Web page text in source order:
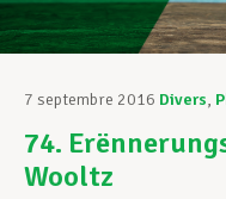
Assistance au
Vos droits
7 septembre 2016 Divers,
74.
Wooltz